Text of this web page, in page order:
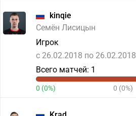
kinqie
Семён Лисицын
Игрок
c 26.02.2018 по 26.02.2018
Всего матчей: 1
0 (0%) 0 (0%)